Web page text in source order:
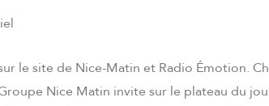
le site de Nice-Matin et Radio Émotion.
Nice Matin invite sur le plateau du